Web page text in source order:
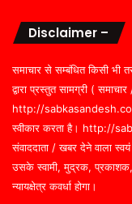
Disclaimer –
समाचार से सम्बंधित किसी भी
द्वारा प्रस्तुत सामग्री (
http://sabkasandesh.com
स्वीकार करता है। http://
संवाददाता / खबर देने वाला
उसके स्वामी, मुद्रक, प्रकाशक,
न्यायक्षेत्र कवर्धा होगा।